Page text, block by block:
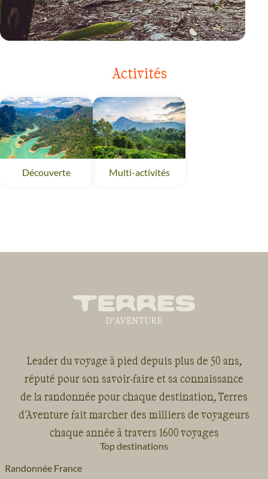
Activités
Découverte Multi-activités
Leader du voyage à pied depuis plus de 50 ans,
réputé pour son savoir-faire et sa connaissance
de la randonnée pour chaque destination, Terres
d'Aventure fait marcher des milliers de voyageurs
chaque année à travers 1600 voyages
Top destinations
Randonnée France